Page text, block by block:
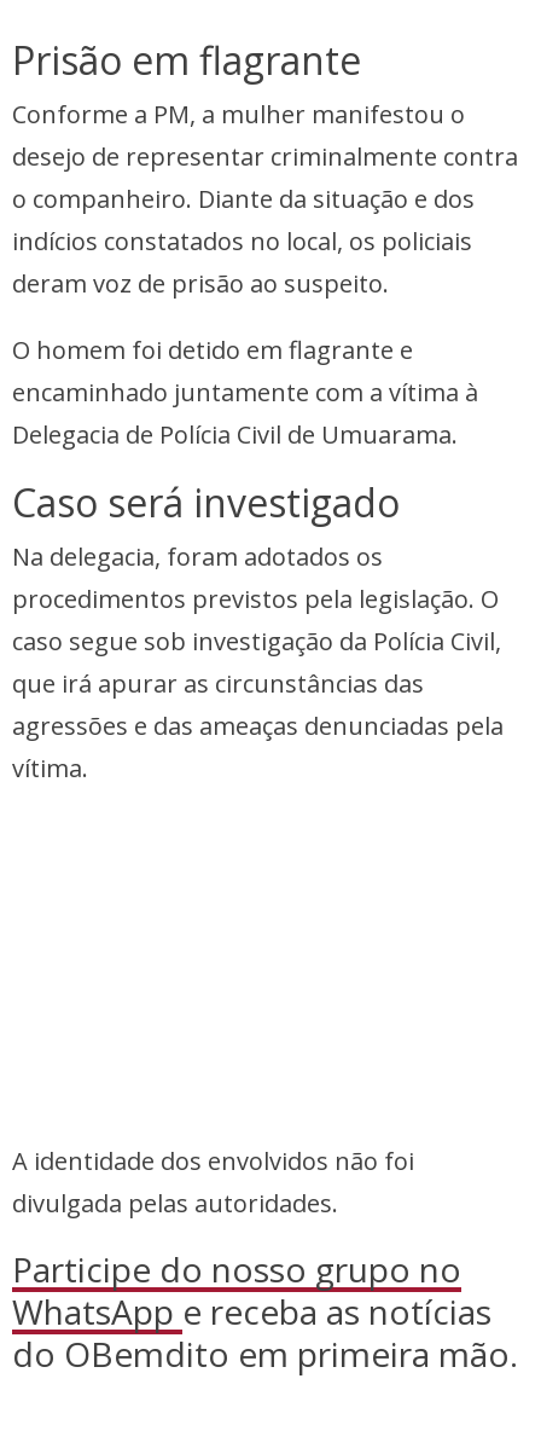
Prisão em flagrante
Conforme a PM, a mulher manifestou o
desejo de representar criminalmente contra
o companheiro. Diante da situação e dos
indícios constatados no local, os policiais
deram voz de prisão ao suspeito.
O homem foi detido em flagrante e
encaminhado juntamente com a vítima à
Delegacia de Polícia Civil de Umuarama.
Caso será investigado
Na delegacia, foram adotados os
procedimentos previstos pela legislação. O
caso segue sob investigação da Polícia Civil,
que irá apurar as circunstâncias das
agressões e das ameaças denunciadas pela
vítima.
A identidade dos envolvidos não foi
divulgada pelas autoridades.
Participe do nosso grupo no
WhatsApp e receba as notícias
do OBemdito em primeira mão.